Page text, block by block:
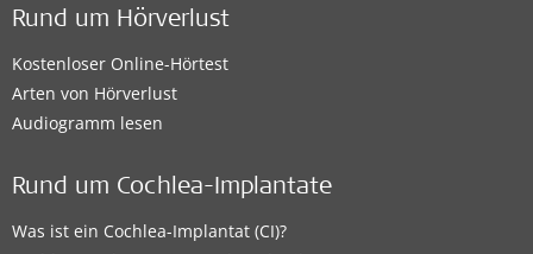
Rund um Hörverlust
Kostenloser Online-Hörtest
Arten von Hörverlust
Audiogramm lesen
Rund um Cochlea-Implantate
Was ist ein Cochlea-Implantat (CI)?